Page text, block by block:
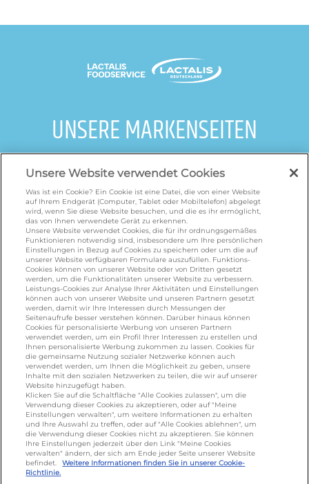
UNSERE MARKENSEITEN
/ leerdammer.de /president.de
salakis.de/frankenland.com
omiramilch.de/minusl.de
KONTAKT
foodservice.info@de.lactalis.com
Lactalis Deutschland GmbH - Tel: +49 (0)751
887 366 /lactalis.de
Omira Bodenseemilch GmbH - Tel: +49
(0)751 887 366 /omira.de
Cookie Richtlinie/Sitemap/Datenschutz
Unsere Website verwendet Cookies
Was ist ein Cookie? Ein Cookie ist eine Datei, die von einer Website
auf Ihrem Endgerät (Computer, Tablet oder Mobiltelefon) abgelegt
wird, wenn Sie diese Website besuchen, und die es ihr ermöglicht,
das von Ihnen verwendete Gerät zu erkennen.
Unsere Website verwendet Cookies, die für ihr ordnungsgemäßes
Funktionieren notwendig sind, insbesondere um Ihre persönlichen
Einstellungen in Bezug auf Cookies zu speichern oder um die auf
unserer Website verfügbaren Formulare auszufüllen. Funktions-
Cookies können von unserer Website oder von Dritten gesetzt
werden, um die Funktionalitäten unserer Website zu verbessern.
Leistungs-Cookies zur Analyse Ihrer Aktivitäten und Einstellungen
können auch von unserer Website und unseren Partnern gesetzt
werden, damit wir Ihre Interessen durch Messungen der
Seitenaufrufe besser verstehen können. Darüber hinaus können
Cookies für personalisierte Werbung von unseren Partnern
verwendet werden, um ein Profil Ihrer Interessen zu erstellen und
Ihnen personalisierte Werbung zukommen zu lassen. Cookies für
die gemeinsame Nutzung sozialer Netzwerke können auch
verwendet werden, um Ihnen die Möglichkeit zu geben, unsere
Inhalte mit den sozialen Netzwerken zu teilen, die wir auf unserer
Website hinzugefügt haben.
Klicken Sie auf die Schaltfläche "Alle Cookies zulassen", um die
Verwendung dieser Cookies zu akzeptieren, oder auf "Meine
Einstellungen verwalten", um weitere Informationen zu erhalten
und Ihre Auswahl zu treffen, oder auf "Alle Cookies ablehnen", um
die Verwendung dieser Cookies nicht zu akzeptieren. Sie können
Ihre Einstellungen jederzeit über den Link "Meine Cookies
verwalten" ändern, der sich am Ende jeder Seite unserer Website
befindet.
Weitere Informationen finden Sie in unserer Cookie-
Richtlinie.